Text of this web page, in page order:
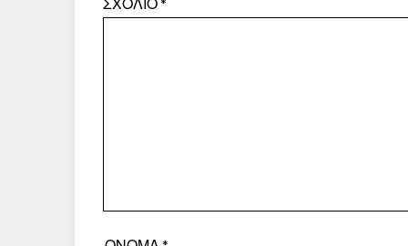
ΣΧΌΛΙΟ*